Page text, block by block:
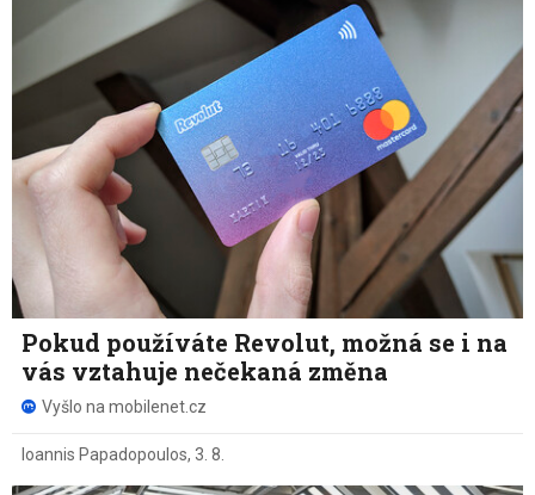
Pokud používáte Revolut, možná se i na
vás vztahuje nečekaná změna
Vyšlo na mobilenet.cz
Ioannis Papadopoulos, 3. 8.